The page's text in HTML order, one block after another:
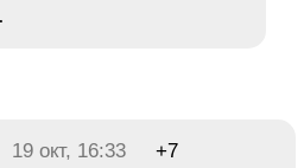
19 окт, 16:33
+7